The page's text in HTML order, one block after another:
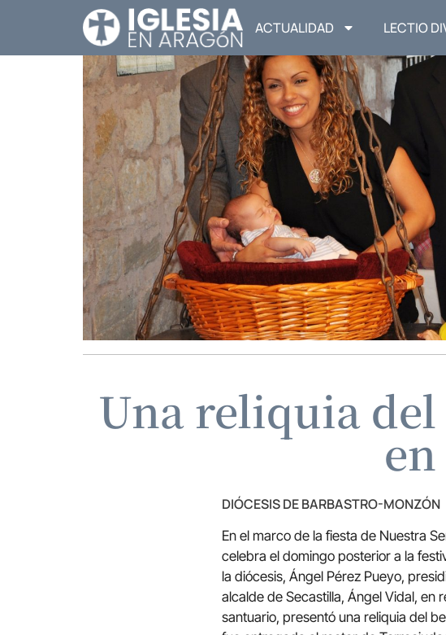
ACTUALIDAD LECTIO
Una reliquia
DIÓCESIS DE BARBASTRO-MONZÓN
En el marco de la fiesta de Nuestra
celebra el domingo posterior a la
la diócesis, Ángel Pérez Pueyo,
alcalde de Secastilla, Ángel Vidal, en
santuario, presentó una reliquia del